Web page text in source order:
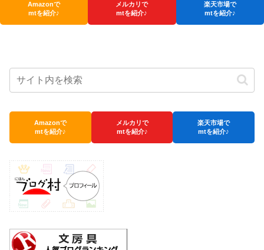
Amazonで
mtを紹介♪
メルカリで
mtを紹介♪
楽天市場で
mtを紹介♪
Amazonで
mtを紹介♪
メルカリで
mtを紹介♪
楽天市場で
mtを紹介♪